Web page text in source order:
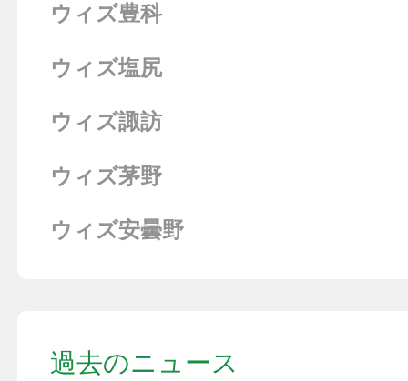
ウィズ豊科
ウィズ塩尻
ウィズ諏訪
ウィズ茅野
ウィズ安曇野
過去のニュース